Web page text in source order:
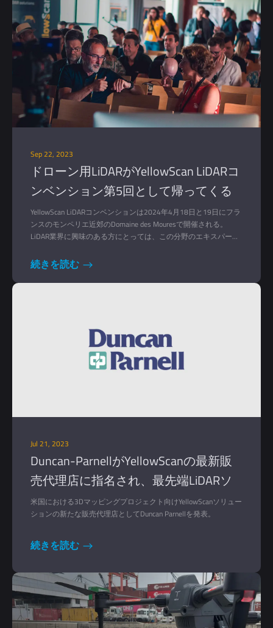
Sep 22, 2023
ドローン用LiDARがYellowScan LiDARコ
ンベンション第5回として帰ってくる
YellowScan LiDARコンベンションは2024年4月18日と19日にフラ
ンスのモンペリエ近郊のDomaine des Mouresで開催される。
LiDAR業界に興味のある方にとっては、この分野のエキスパート
ザーやYellowScanチームから刺激を受ける絶好の機会です。
続きを読む
Jul 21, 2023
Duncan-ParnellがYellowScanの最新販
売代理店に指名され、最先端LiDARソ
リューションへのアクセスが拡大
米国における3Dマッピングプロジェクト向けYellowScanソリュー
ションの新たな販売代理店としてDuncan Parnellを発表。
続きを読む